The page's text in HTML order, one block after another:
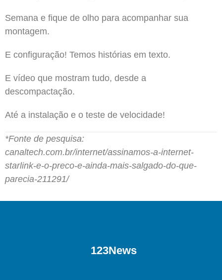
Semana e fique de olho para acompanhar sua
montagem.
E configuração! Temos histórias em texto.
E vídeo que mostram tudo, desde a
descompactação.
Até a instalação e o teste de velocidade!
*Fonte de pesquisa:
canaltech.com.br/internet/assinamos-a-internet-
starlink-e-o-preco-e-ainda-mais-salgado-do-que-
parecia-211291/
123News